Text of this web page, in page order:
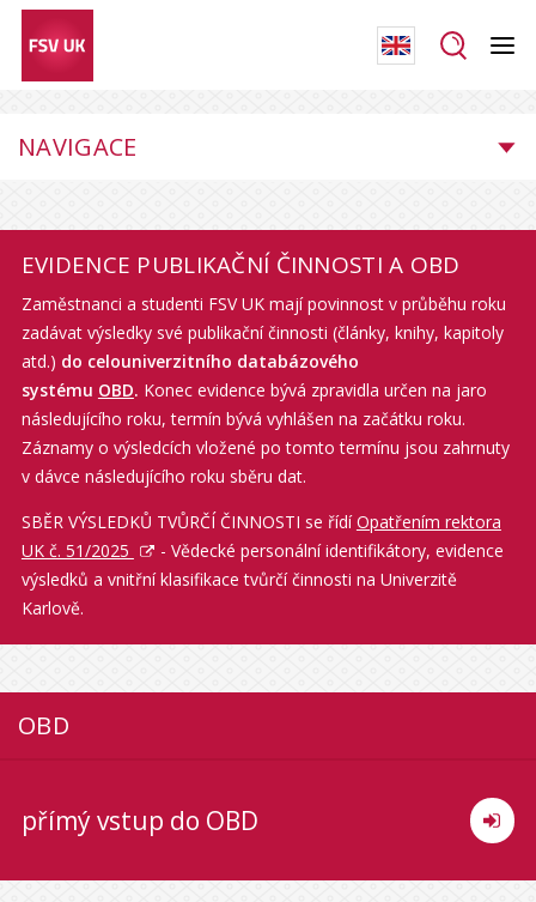
NAVIGACE
EVIDENCE PUBLIKAČNÍ ČINNOSTI A OBD
Zaměstnanci a studenti FSV UK mají povinnost v průběhu roku
zadávat výsledky své publikační činnosti (články, knihy, kapitoly
atd.) do celouniverzitního databázového
systému OBD. Konec evidence bývá zpravidla určen na jaro
následujícího roku, termín bývá vyhlášen na začátku roku.
Záznamy o výsledcích vložené po tomto termínu jsou zahrnuty
v dávce následujícího roku sběru dat.
SBĚR VÝSLEDKŮ TVŮRČÍ ČINNOSTI se řídíOpatřením rektora
UK č. 51/2025
- Vědecké personální identifikátory, evidence
výsledků a vnitřní klasifikace tvůrčí činnosti na Univerzitě
Karlově.
OBD
přímý vstup do OBD